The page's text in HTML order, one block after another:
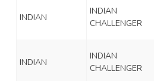
INDIAN
INDIAN
CHALLENGER
INDIAN
INDIAN
CHALLENGER